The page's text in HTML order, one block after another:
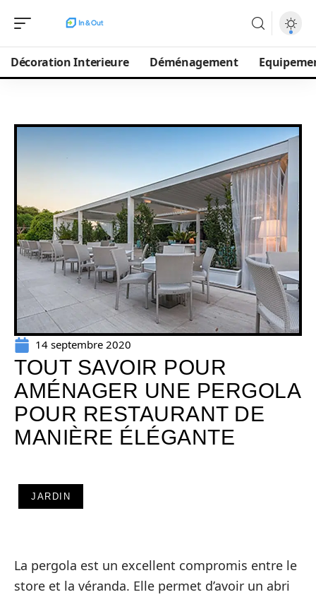
Décoration Interieure Déménagement
14 septembre 2020
TOUT SAVOIR POUR
AMÉNAGER UNE PERGOLA
POUR RESTAURANT DE
MANIÈRE ÉLÉGANTE
JARDIN
La pergola est un excellent compromis entre le
store et la véranda. Elle permet d’avoir un abri